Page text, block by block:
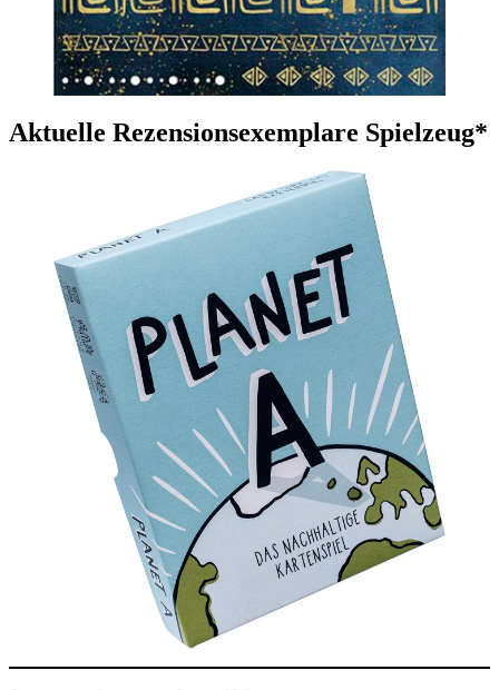
Aktuelle Rezensionsexemplare Spielzeug*